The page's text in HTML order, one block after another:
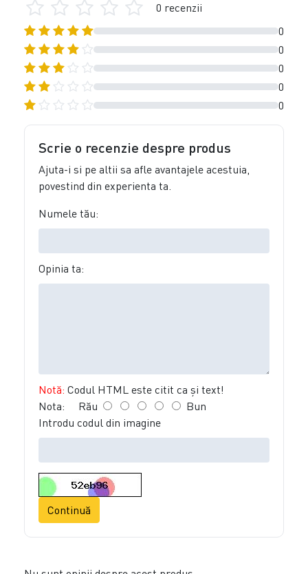
0
0
0
0
0
0 recenzii
Scrie o recenzie despre produs
Ajuta-i si pe altii sa afle avantajele acestuia,
povestind din experienta ta.
Numele tău:
Opinia ta:
Notă: Codul HTML este citit ca şi text!
Nota: Rău
Bun
Introdu codul din imagine
Continuă